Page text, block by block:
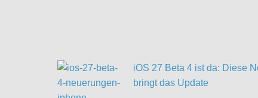
iOS 27 Beta 4 ist da: Diese
bringt das Update